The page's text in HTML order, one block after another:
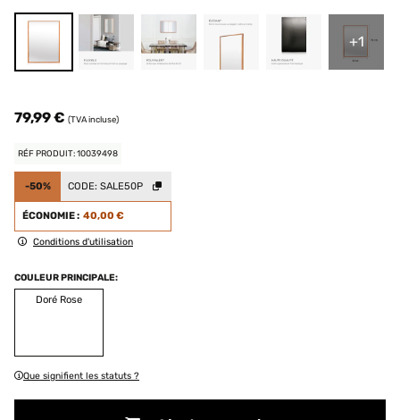
+1
79,99 € (TVA incluse)
RÉF PRODUIT: 10039498
-50% CODE: SALE50P
ÉCONOMIE : 40,00 €
Conditions d'utilisation
COULEUR PRINCIPALE:
Doré Rose
Que signifient les statuts ?